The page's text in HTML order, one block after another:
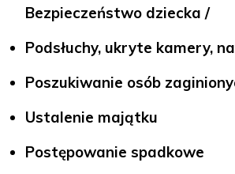
Bezpieczeństwo dziecka /
Podsłuchy, ukryte kamery,
Poszukiwanie osób
Ustalenie majątku
Postępowanie spadkowe